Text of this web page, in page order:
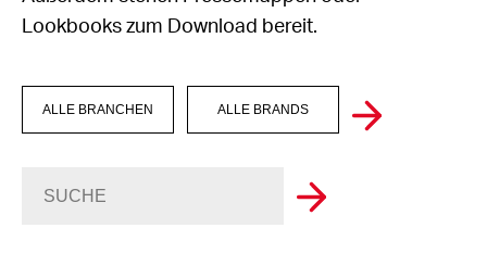
Lookbooks zum Download bereit.
ALLE BRANCHEN ALLE BRANDS